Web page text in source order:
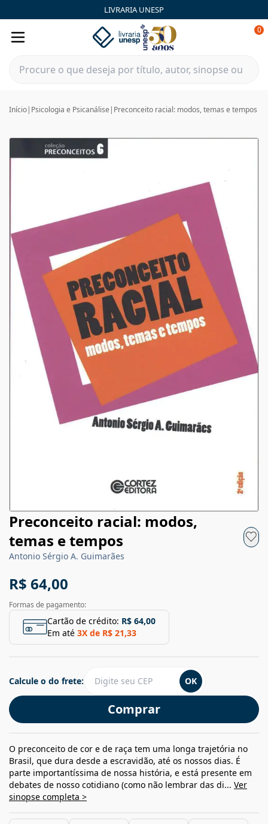
LIVRARIA UNESP
0
Início| Psicologia e Psicanálise | Preconceito racial: modos, temas e tempos
Preconceito racial: modos,
temas e tempos
Antonio Sérgio A. Guimarães
R$ 64,00
Formas de pagamento:
Cartão de crédito: R$ 64,00
Em até 3X de R$ 21,33
Comprar
Calcule o do frete: OK
O preconceito de cor e de raça tem uma longa trajetória no
Brasil, que dura desde a escravidão, até os nossos dias. É
parte importantíssima de nossa história, e está presente em
debates de nosso cotidiano (como não lembrar das di... Ver
sinopse completa >